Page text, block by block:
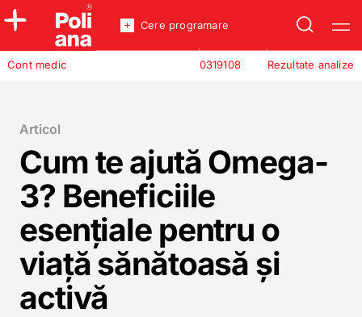
Policlinica
Cont medic Rezultate analize
0319108
Cere programare
Articol
Cum te ajută Omega-
3? Beneficiile
esențiale pentru o
viață sănătoasă și
activă